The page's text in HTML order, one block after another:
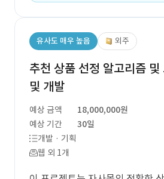
유사도 매우 높음 외주
추천 상품 선정 알고리즘 및
및 개발
예상 금액
18,000,000원
예상 기간
30일
개발 · 기획
웹 외 1개